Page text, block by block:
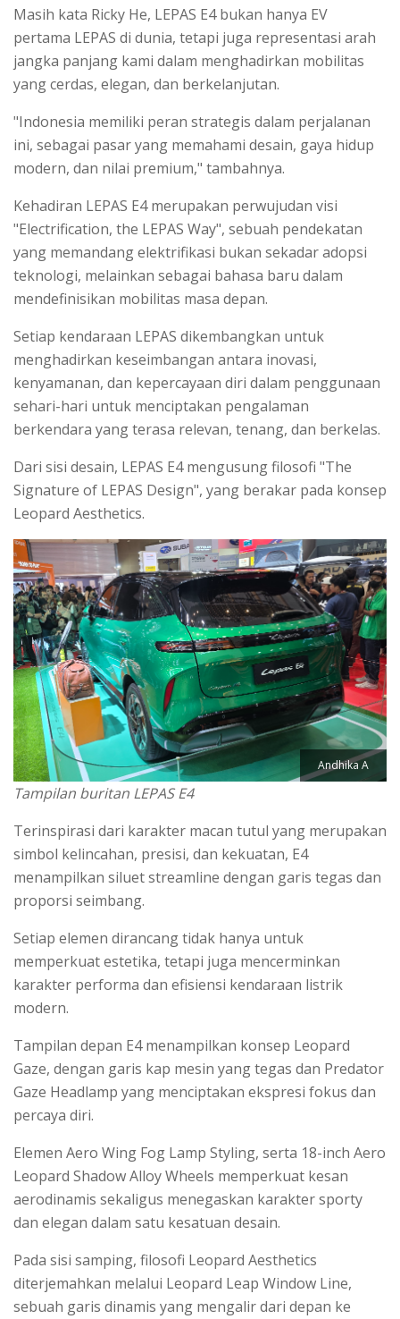
Masih kata Ricky He, LEPAS E4 bukan hanya EV
pertama LEPAS di dunia, tetapi juga representasi arah
jangka panjang kami dalam menghadirkan mobilitas
yang cerdas, elegan, dan berkelanjutan.
"Indonesia memiliki peran strategis dalam perjalanan
ini, sebagai pasar yang memahami desain, gaya hidup
modern, dan nilai premium," tambahnya.
Kehadiran LEPAS E4 merupakan perwujudan visi
"Electrification, the LEPAS Way", sebuah pendekatan
yang memandang elektrifikasi bukan sekadar adopsi
teknologi, melainkan sebagai bahasa baru dalam
mendefinisikan mobilitas masa depan.
Setiap kendaraan LEPAS dikembangkan untuk
menghadirkan keseimbangan antara inovasi,
kenyamanan, dan kepercayaan diri dalam penggunaan
sehari-hari untuk menciptakan pengalaman
berkendara yang terasa relevan, tenang, dan berkelas.
Dari sisi desain, LEPAS E4 mengusung filosofi "The
Signature of LEPAS Design", yang berakar pada konsep
Leopard Aesthetics.
Andhika A
Tampilan buritan LEPAS E4
Terinspirasi dari karakter macan tutul yang merupakan
simbol kelincahan, presisi, dan kekuatan, E4
menampilkan siluet streamline dengan garis tegas dan
proporsi seimbang.
Setiap elemen dirancang tidak hanya untuk
memperkuat estetika, tetapi juga mencerminkan
karakter performa dan efisiensi kendaraan listrik
modern.
Tampilan depan E4 menampilkan konsep Leopard
Gaze, dengan garis kap mesin yang tegas dan Predator
Gaze Headlamp yang menciptakan ekspresi fokus dan
percaya diri.
Elemen Aero Wing Fog Lamp Styling, serta 18-inch Aero
Leopard Shadow Alloy Wheels memperkuat kesan
aerodinamis sekaligus menegaskan karakter sporty
dan elegan dalam satu kesatuan desain.
Pada sisi samping, filosofi Leopard Aesthetics
diterjemahkan melalui Leopard Leap Window Line,
sebuah garis dinamis yang mengalir dari depan ke